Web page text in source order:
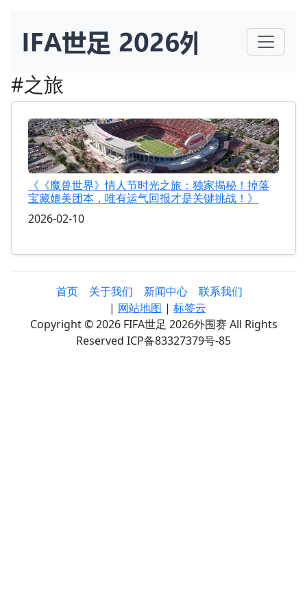
#之旅
《《魔兽世界》情人节时光之旅：独家揭秘！掉落
宝藏媲美团本，唯有运气回报才是关键挑战！》
2026-02-10
首页 关于我们 新闻中心
联系我们
| 网站地图 | 标签云
Copyright © 2026 FIFA世足 2026外围赛 All Rights
Reserved ICP备83327379号-85